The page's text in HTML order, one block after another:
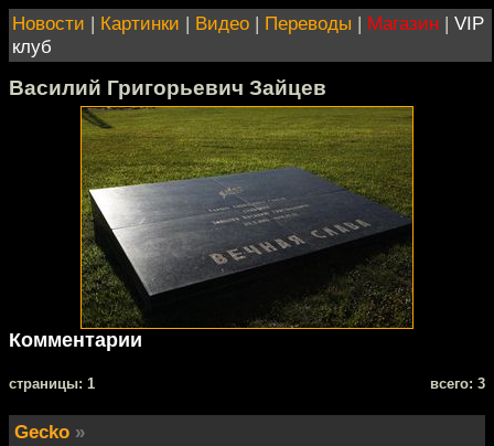
Новости | Картинки | Видео | Переводы | Магазин | VIP
клуб
Василий Григорьевич Зайцев
Комментарии
cтраницы: 1 всего: 3
Gecko »